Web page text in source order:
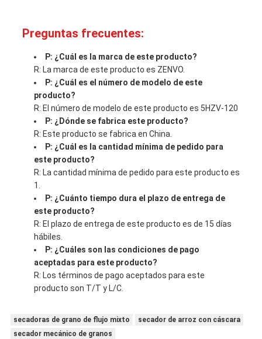
Preguntas frecuentes:
P: ¿Cuál es la marca de este producto?
R: La marca de este producto es ZENVO.
P: ¿Cuál es el número de modelo de este
producto?
R: El número de modelo de este producto es 5HZV-120
P: ¿Dónde se fabrica este producto?
R: Este producto se fabrica en China.
P: ¿Cuál es la cantidad mínima de pedido para
este producto?
R: La cantidad mínima de pedido para este producto es
1.
P: ¿Cuánto tiempo dura el plazo de entrega de
este producto?
R: El plazo de entrega de este producto es de 15 días
hábiles.
P: ¿Cuáles son las condiciones de pago
aceptadas para este producto?
R: Los términos de pago aceptados para este
producto son T/T y L/C.
secadoras de grano de flujo mixto
secador de arroz con cáscara
secador mecánico de granos